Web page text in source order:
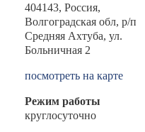
404143, Россия,
Волгоградская обл, р/п
Средняя Ахтуба, ул.
Больничная 2
посмотреть на карте
Режим работы
круглосуточно